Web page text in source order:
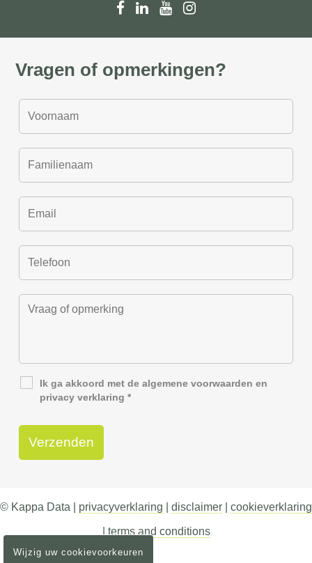
Vragen of opmerkingen?
Ik ga akkoord met dealgemene voorwaarden en
privacy verklaring *
© Kappa Data | privacyverklaring disclaimer cookieverklaring
| terms and conditions
Wijzig uw cookievoorkeuren